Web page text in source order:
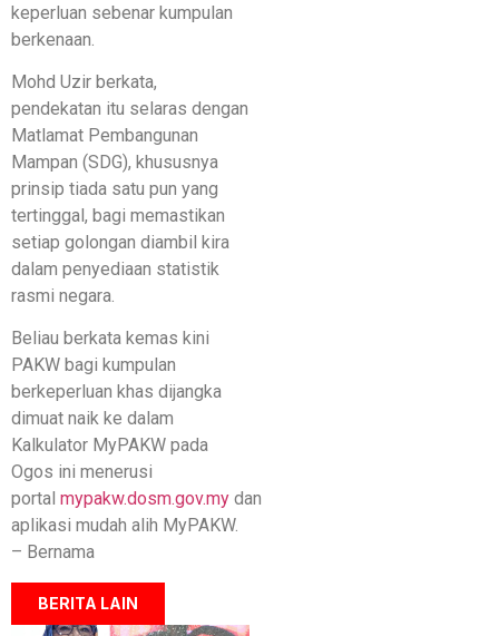
keperluan sebenar kumpulan
berkenaan.
Mohd Uzir berkata,
pendekatan itu selaras dengan
Matlamat Pembangunan
Mampan (SDG), khususnya
prinsip tiada satu pun yang
tertinggal, bagi memastikan
setiap golongan diambil kira
dalam penyediaan statistik
rasmi negara.
Beliau berkata kemas kini
PAKW bagi kumpulan
berkeperluan khas dijangka
dimuat naik ke dalam
Kalkulator MyPAKW pada
Ogos ini menerusi
portal mypakw.dosm.gov.my dan
aplikasi mudah alih MyPAKW.
– Bernama
BERITA LAIN